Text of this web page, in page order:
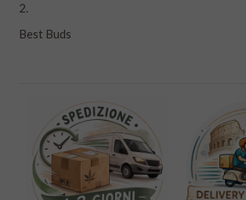
2.
Best Buds